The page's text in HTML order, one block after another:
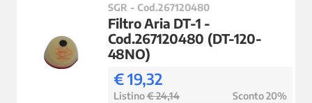
SGR - Cod.267120480
Filtro Aria DT-1 -
Cod.267120480 (DT-120-
48NO)
€ 19,32
Listino€ 24,14 Sconto 20%